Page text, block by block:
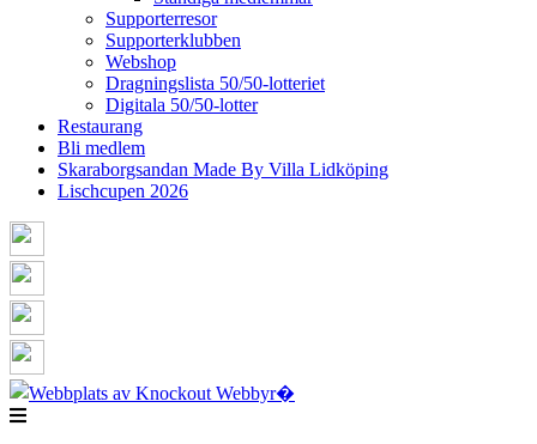
Supporterresor
Supporterklubben
Webshop
Dragningslista 50/50-lotteriet
Digitala 50/50-lotter
Restaurang
Bli medlem
Skaraborgsandan Made By Villa Lidköping
Lischcupen 2026